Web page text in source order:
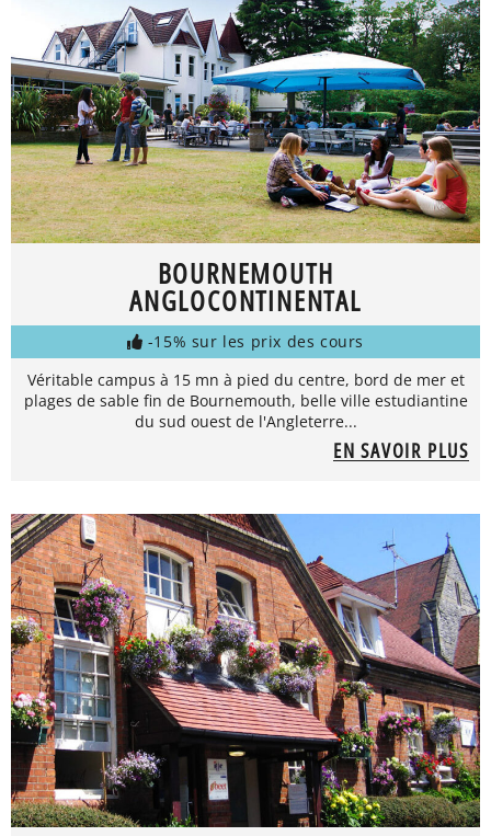
BOURNEMOUTH
ANGLOCONTINENTAL
-15% sur les prix des cours
Véritable campus à 15 mn à pied du centre, bord de mer et
plages de sable fin de Bournemouth, belle ville estudiantine
du sud ouest de l'Angleterre...
EN SAVOIR PLUS